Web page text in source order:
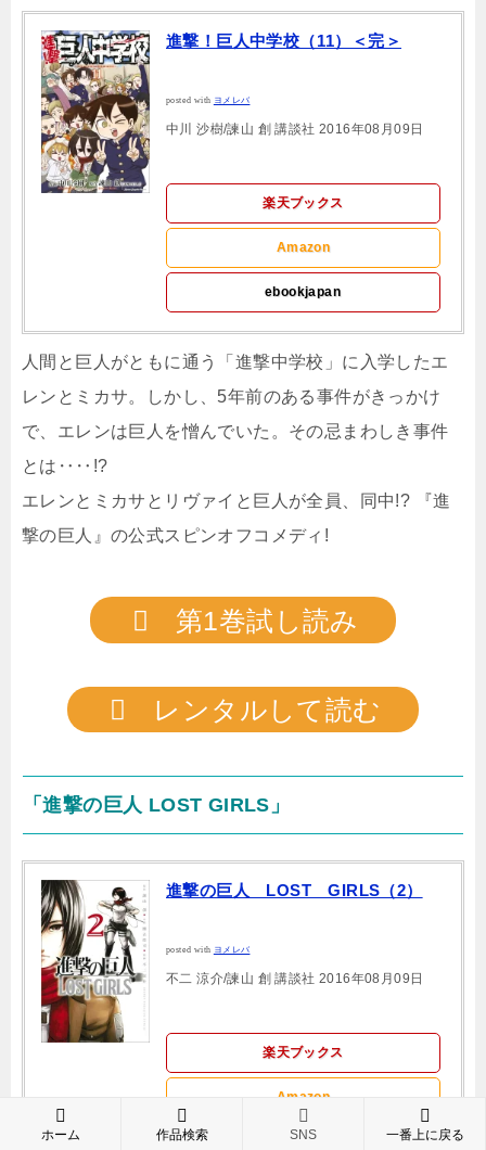
進撃！巨人中学校（11）＜完＞
posted with ヨメレバ
中川 沙樹/諫山 創 講談社 2016年08月09日
楽天ブックス
Amazon
ebookjapan
人間と巨人がともに通う「進撃中学校」に入学したエ
レンとミカサ。しかし、5年前のある事件がきっかけ
で、エレンは巨人を憎んでいた。その忌まわしき事件
とは‥‥!?
エレンとミカサとリヴァイと巨人が全員、同中!? 『進
撃の巨人』の公式スピンオフコメディ!
第1巻試し読み
レンタルして読む
「進撃の巨人 LOST GIRLS」
進撃の巨人 LOST GIRLS（2）
posted with ヨメレバ
不二 涼介/諫山 創 講談社 2016年08月09日
楽天ブックス
Amazon
ebookjapan
ホーム 作品検索 SNS 一番上に戻る